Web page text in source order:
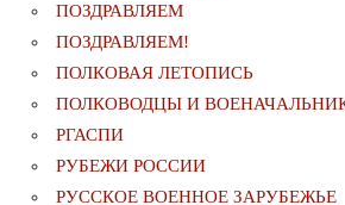
ПОЗДРАВЛЯЕМ
ПОЗДРАВЛЯЕМ!
ПОЛКОВАЯ ЛЕТОПИСЬ
ПОЛКОВОДЦЫ И
РГАСПИ
РУБЕЖИ РОССИИ
РУССКОЕ ВОЕННОЕ ЗАРУБЕЖЬЕ